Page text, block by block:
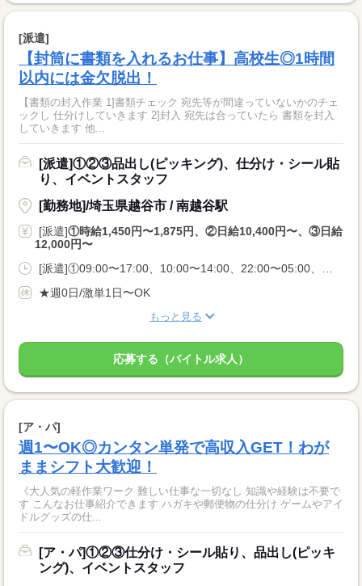
[派遣]
【封筒に書類を入れるお仕事】高校生◎1時間
以内には金欠脱出！
【書類の封入作業 1]書類チェック 宛先等が間違っていないかのチェ
ックし 仕分けしていきます 2]封入 宛先は合っていたら 書類を封入
していきます 他...
[派遣]①②③品出し(ピッキング)、仕分け・シール貼
り、イベントスタッフ
[勤務地]/埼玉県越谷市 / 南越谷駅
[派遣]①時給1,450円〜1,875円、②日給10,400円〜、③日給
12,000円〜
★週0日/激単1日〜OK
もっと見る
応募する（バイトル求人）
[ア・パ]
週1〜OK◎カンタン単発で高収入GET！わが
ままシフト大歓迎！
《大人気の軽作業ワーク 難しい仕事な一切なし 知識や経験は不要で
す こんなお仕事紹介できます ハガキや郵便物の仕分け ゲームやアイ
ドルグッズの仕...
[ア・パ]①②③仕分け・シール貼り、品出し(ピッキ
ング)、イベントスタッフ